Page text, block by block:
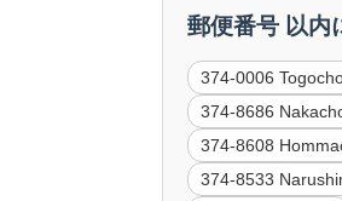
郵便番号 以
374-0006
374-8686
374-8608
374-8533